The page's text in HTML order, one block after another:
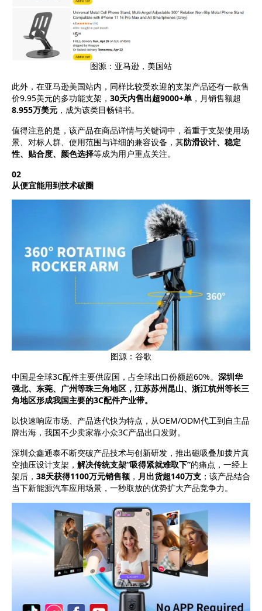
图源：亚马逊，美国站
此外，在亚马逊美国站内，同样比较受欢迎的支架产品还有一款售
价9.95美元的多功能支架， 30天内售出超9000+单 ，月销售额超
8.955万美元 ，成为该类目畅销书。
值得注意的是，该产品在商品详情与关键词中，着重于支架使用场
景、对标人群、使用范围与详细的兼容设备，其防滑设计、稳定
性、贴合度、颜色选择等成为用户重点关注。
02
从便宜能用到技术破圈
图源：谷歌
中国是全球3C配件主要供应国，占全球出口份额超60%。 深圳华
强北、东莞、广州等珠三角地区，江苏苏州昆山、浙江杭州等长三
角地区形成我国主要的3C配件产业带。
以快速响应市场、产品迭代快为特点，从OEM/ODM代工到自主品
牌出海，我国不少卖家靠小众3C产品出口发财。
深圳众鑫通泰不断突破产品技术与创新研发，推出磁吸叠加拨片真
空抽压设计支架， 解决传统支架“吸得紧就难取下”的痛点，一经上
架后， 38天获得1100万元销售额 ， 月出货超140万支 ；该产品结合
当下新能源汽车应用场景，一秒取放的优势扩大产品竞争力。